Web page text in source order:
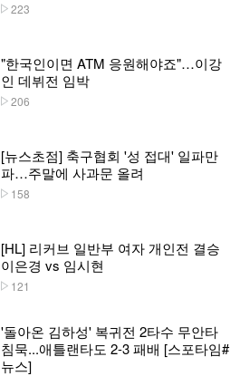
223
"한국인이면 ATM 응원해야죠"…이강
인 데뷔전 임박
206
[뉴스초점] 축구협회 '성 접대' 일파만
파…주말에 사과문 올려
158
[HL] 리커브 일반부 여자 개인전 결승
이은경 vs 임시현
121
'돌아온 김하성' 복귀전 2타수 무안타
침묵...애틀랜타도 2-3 패배 [스포타임#
뉴스]